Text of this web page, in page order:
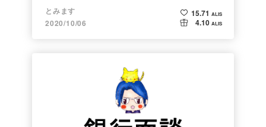
とみます
2020/10/06
15.71 ALIS
4.10 ALIS